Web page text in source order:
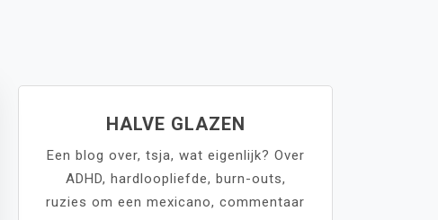
HALVE GLAZEN
Een blog over, tsja, wat eigenlijk? Over
ADHD, hardloopliefde, burn-outs,
ruzies om een mexicano, commentaar